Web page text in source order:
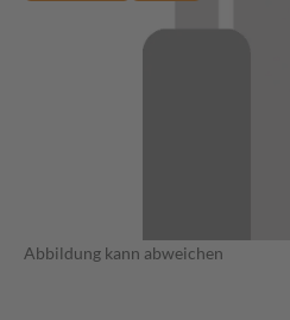
Abbildung kann abweichen